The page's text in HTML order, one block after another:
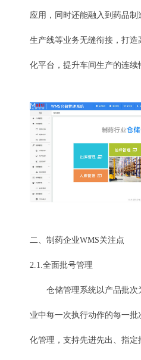
应用，同时还能融入到药品制
生产线等业务无缝衔接，打
化平台，提升车间生产的连续
二、制药企业WMS关注点
2.1.全面批号管理
仓储管理系统以产品批
业中每一次执行动作的每一
化管理，支持先进先出、指定